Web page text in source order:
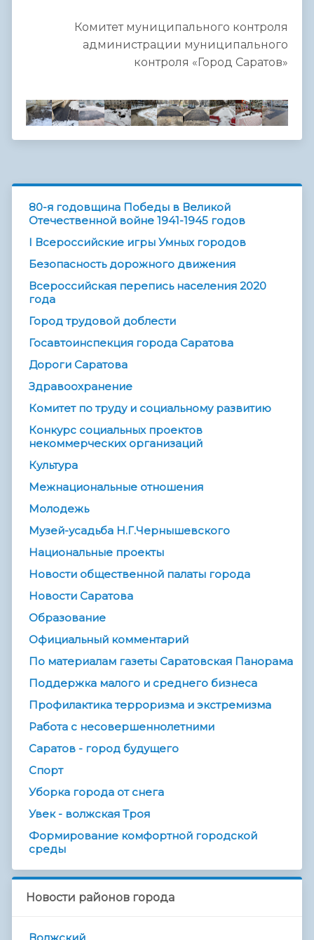
Комитет муниципального контроля
администрации муниципального
контроля «Город Саратов»
80-я годовщина Победы в Великой
Отечественной войне 1941-1945 годов
I Всероссийские игры Умных городов
Безопасность дорожного движения
Всероссийская перепись населения 2020
года
Город трудовой доблести
Госавтоинспекция города Саратова
Дороги Саратова
Здравоохранение
Комитет по труду и социальному развитию
Конкурс социальных проектов
некоммерческих организаций
Культура
Межнациональные отношения
Молодежь
Музей-усадьба Н.Г.Чернышевского
Национальные проекты
Новости общественной палаты города
Новости Саратова
Образование
Официальный комментарий
По материалам газеты Саратовская Панорама
Поддержка малого и среднего бизнеса
Профилактика терроризма и экстремизма
Работа с несовершеннолетними
Саратов - город будущего
Спорт
Уборка города от снега
Увек - волжская Троя
Формирование комфортной городской
среды
Новости районов города